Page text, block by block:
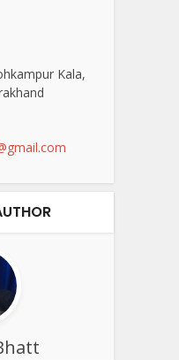
Kala,